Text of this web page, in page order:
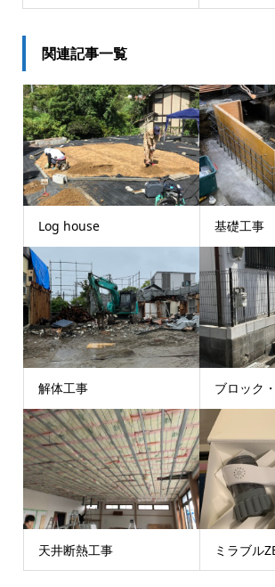
関連記事一覧
Log house 基礎工事
解体工事 ブロック
天井断熱工事 ミラブル